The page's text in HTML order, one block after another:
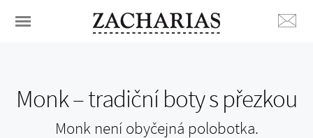
Monk – tradiční boty s přezkou
Monk není obyčejná polobotka.